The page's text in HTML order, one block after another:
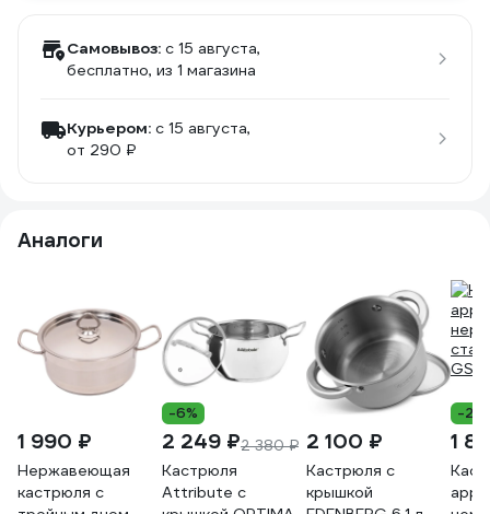
Самовывоз: c 15 августа,
бесплатно, из 1 магазина
Курьером: c 15 августа,
от 290 ₽
Аналоги
1 990 ₽
Нержавеющая
кастрюля с
-6%
2 249 ₽2 380 ₽
Кастрюля
Attribute с
2 100 ₽
Кастрюля с
крышкой
-
1